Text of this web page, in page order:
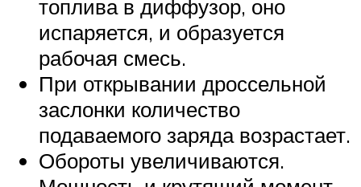
топлива в диффузор, оно
испаряется, и образуется
рабочая смесь.
При открывании дроссельной
заслонки количество
подаваемого заряда возрастает.
Обороты увеличиваются.